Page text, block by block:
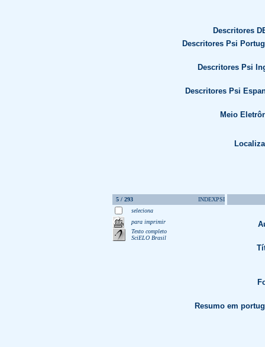
Descritores
Descritores Psi
Descritores Psi
Descritores Psi
Meio
5 / 293
INDEXPSI
seleciona
para imprimir
Texto completo
SciELO Brasil
Resumo em